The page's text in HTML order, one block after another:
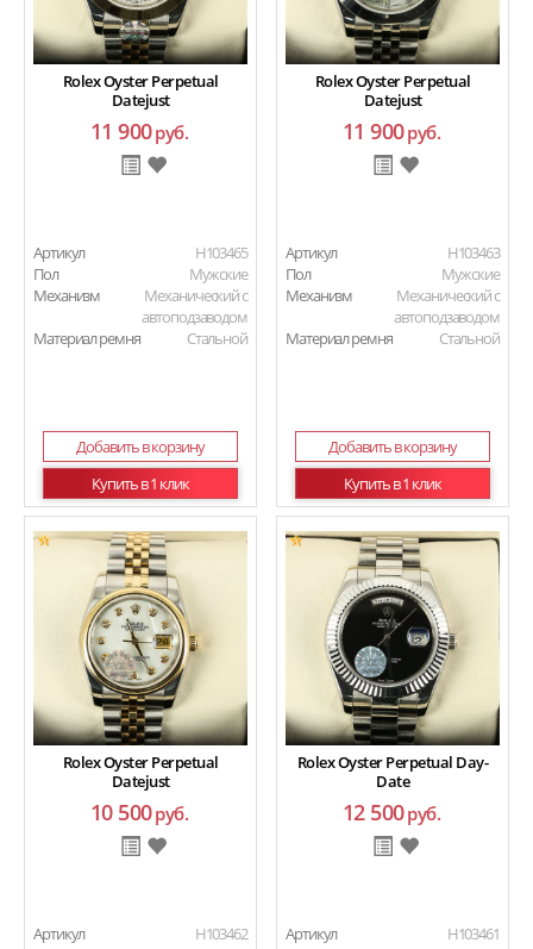
Rolex Oyster Perpetual
Datejust
11 900руб.
Артикул
H103465
Пол
Мужские
Механизм
Механический с
автоподзаводом
Материал ремня
Стальной
Добавить в корзину
Купить в 1 клик
Rolex Oyster Perpetual
Datejust
11 900руб.
Артикул
H103463
Пол
Мужские
Механизм
Механический с
автоподзаводом
Материал ремня
Стальной
Добавить в корзину
Купить в 1 клик
Rolex Oyster Perpetual
Datejust
10 500руб.
Артикул
H103462
Rolex Oyster Perpetual Day-
Date
12 500руб.
Артикул
H103461